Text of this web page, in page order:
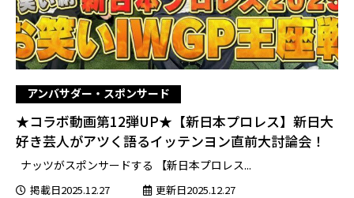
アンバサダー・スポンサード
★コラボ動画第12弾UP★【新日本プロレス】新日大
好き芸人がアツく語るイッテンヨン直前大討論会！
ナッツがスポンサードする 【新日本プロレス...
掲載日2025.12.27
更新日2025.12.27